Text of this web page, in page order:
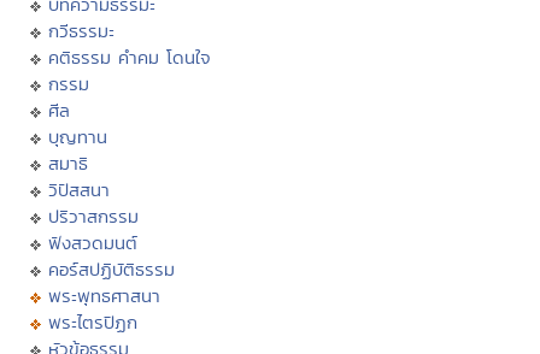
กวีธรรมะ
คติธรรม คำคม โดนใจ
กรรม
ศีล
บุญทาน
สมาธิ
วิปัสสนา
ปริวาสกรรม
ฟังสวดมนต์
คอร์สปฏิบัติธรรม
พระพุทธศาสนา
พระไตรปิฏก
หัวข้อธรรม